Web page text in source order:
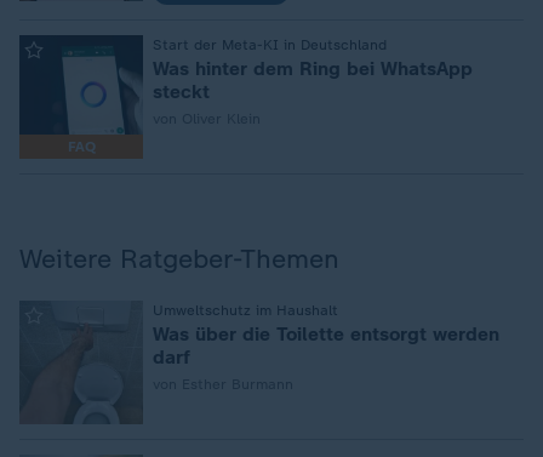
FAQ
Start der Meta-KI in Deutschland
Was hinter dem Ring bei WhatsApp
steckt
Weitere Ratgeber-Themen
Umweltschutz im Haushalt
Was über die Toilette entsorgt werden
darf